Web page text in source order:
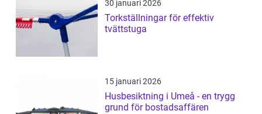
30 januari 2026
Torkställningar för effektiv
tvättstuga
15 januari 2026
Husbesiktning i Umeå - en trygg
grund för bostadsaffären